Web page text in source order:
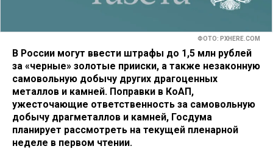
ФОТО: PXHERE.COM
В России могут ввести штрафы до 1,5 млн рублей
за «черные» золотые прииски, а также незаконную
самовольную добычу других драгоценных
металлов и камней. Поправки в КоАП,
ужесточающие ответственность за самовольную
добычу драгметаллов и камней, Госдума
планирует рассмотреть на текущей пленарной
неделе в первом чтении.